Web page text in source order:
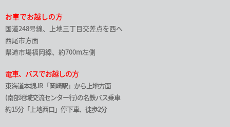
お車でお越しの方
国道248号線、上地三丁目交差点を西へ
西尾市方面
県道市場福岡線、約700m左側
電車、バスでお越しの方
東海道本線JR「岡崎駅」から上地方面
(南部地域交流センター行)の名鉄バス乗車
約15分「上地西口」停下車、徒歩2分